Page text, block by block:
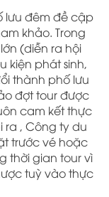
lưu đêm đề cập
khảo. Trong
(diễn ra hội
kiện phát sinh,
thành phố lưu
đợt tour được
cam kết thực
, Công ty du
trước vé hoặc
thời gian tour vì
tuỳ vào thực